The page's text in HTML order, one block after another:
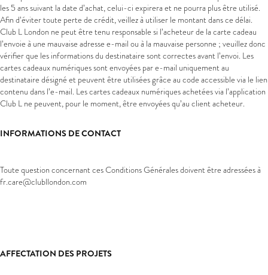
les 5 ans suivant la date d’achat, celui-ci expirera et ne pourra plus être utilisé.
Afin d’éviter toute perte de crédit, veillez à utiliser le montant dans ce délai.
Club L London ne peut être tenu responsable si l’acheteur de la carte cadeau
l’envoie à une mauvaise adresse e-mail ou à la mauvaise personne ; veuillez donc
vérifier que les informations du destinataire sont correctes avant l’envoi. Les
cartes cadeaux numériques sont envoyées par e-mail uniquement au
destinataire désigné et peuvent être utilisées grâce au code accessible via le lien
contenu dans l’e-mail. Les cartes cadeaux numériques achetées via l’application
Club L ne peuvent, pour le moment, être envoyées qu’au client acheteur.
INFORMATIONS DE CONTACT
Toute question concernant ces Conditions Générales doivent être adressées à
fr.care@clubllondon.com
AFFECTATION DES PROJETS